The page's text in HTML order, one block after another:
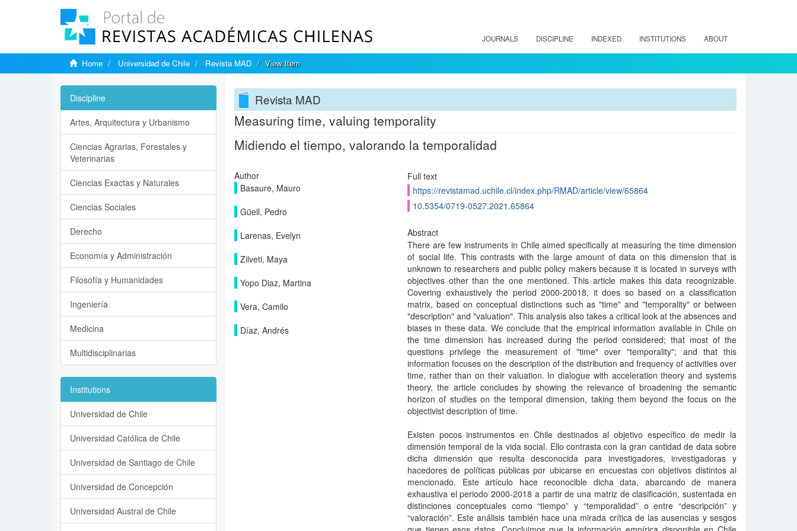
JOURNALS DISCIPLINE INDEXED INSTITUTIONS ABOUT
Home Universidad de Chile Revista MAD View Item
Revista MAD
Measuring time, valuing temporality
Midiendo el tiempo, valorando la temporalidad
Author
Basaure, Mauro
Güell, Pedro
Larenas, Evelyn
Zilveti, Maya
Yopo Diaz, Martina
Vera, Camilo
Díaz, Andrés
Full text
https://revistamad.uchile.cl/index.php/RMAD/article/view/65864
10.5354/0719-0527.2021.65864
Abstract
There are few instruments in Chile aimed specifically at measuring the time dimension
of social life. This contrasts with the large amount of data on this dimension that is
unknown to researchers and public policy makers because it is located in surveys with
objectives other than the one mentioned. This article makes this data recognizable.
Covering exhaustively the period 2000-20018, it does so based on a classification
matrix, based on conceptual distinctions such as "time" and "temporality" or between
"description" and "valuation". This analysis also takes a critical look at the absences and
biases in these data. We conclude that the empirical information available in Chile on
the time dimension has increased during the period considered; that most of the
questions privilege the measurement of "time" over "temporality"; and that this
information focuses on the description of the distribution and frequency of activities over
time, rather than on their valuation. In dialogue with acceleration theory and systems
theory, the article concludes by showing the relevance of broadening the semantic
horizon of studies on the temporal dimension, taking them beyond the focus on the
objectivist description of time.
Existen pocos instrumentos en Chile destinados al objetivo específico de medir la
dimensión temporal de la vida social. Ello contrasta con la gran cantidad de data sobre
dicha dimensión que resulta desconocida para investigadores, investigadoras y
hacedores de políticas públicas por ubicarse en encuestas con objetivos distintos al
mencionado. Este artículo hace reconocible dicha data, abarcando de manera
exhaustiva el periodo 2000-2018 a partir de una matriz de clasificación, sustentada en
distinciones conceptuales como “tiempo” y “temporalidad” o entre “descripción” y
“valoración”. Este análisis también hace una mirada crítica de las ausencias y sesgos
Discipline
Artes, Arquitectura y Urbanismo
Ciencias Agrarias, Forestales y
Veterinarias
Ciencias Exactas y Naturales
Ciencias Sociales
Derecho
Economía y Administración
Filosofía y Humanidades
Ingeniería
Medicina
Multidisciplinarias
Institutions
Universidad de Chile
Universidad Católica de Chile
Universidad de Santiago de Chile
Universidad de Concepción
Universidad Austral de Chile